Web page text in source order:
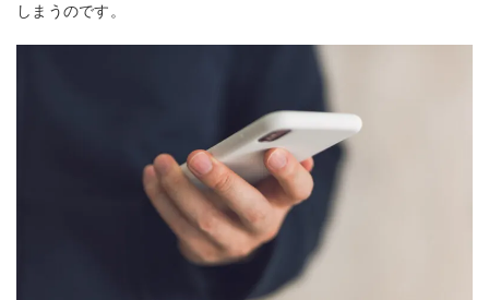
しまうのです。